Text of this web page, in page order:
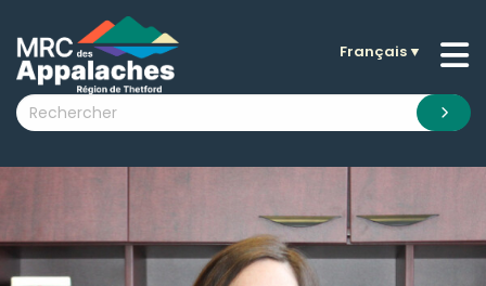
submenu (La MRC )
submenu (Citoyens )
submenu (Visiteurs )
submenu (Documentation )
Français▼